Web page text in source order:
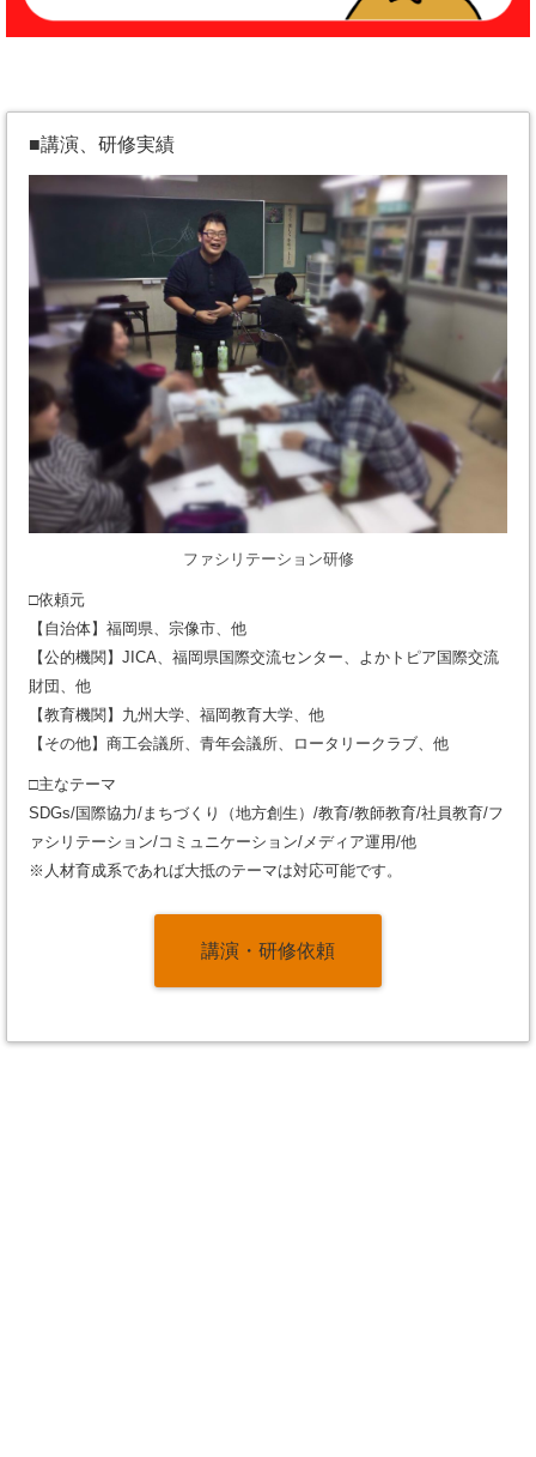
■講演、研修実績
ファシリテーション研修
□依頼元
【自治体】福岡県、宗像市、他
【公的機関】JICA、福岡県国際交流センター、よかトピア国際交流
財団、他
【教育機関】九州大学、福岡教育大学、他
【その他】商工会議所、青年会議所、ロータリークラブ、他
□主なテーマ
SDGs/国際協力/まちづくり（地方創生）/教育/教師教育/社員教育/フ
ァシリテーション/コミュニケーション/メディア運用/他
※人材育成系であれば大抵のテーマは対応可能です。
講演・研修依頼